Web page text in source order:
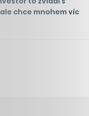
chce mnohem víc